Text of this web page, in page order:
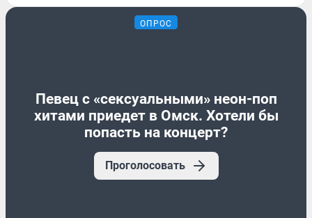
ОПРОС
Певец с «сексуальными» неон-поп
хитами приедет в Омск. Хотели бы
попасть на концерт?
Проголосовать